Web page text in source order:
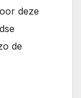
deze
de